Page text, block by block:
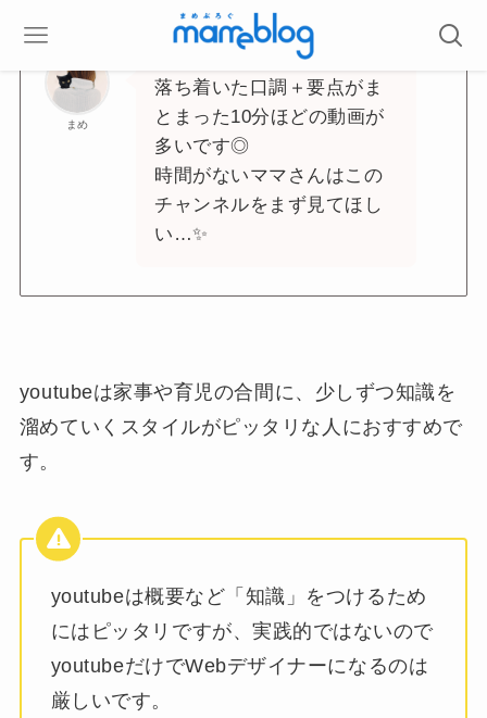
まめ
落ち着いた口調＋要点がま
とまった10分ほどの動画が
多いです◎
時間がないママさんはこの
チャンネルをまず見てほし
い…✨
youtubeは家事や育児の合間に、少しずつ知識を
溜めていくスタイルがピッタリな人におすすめで
す。
youtubeは概要など「知識」をつけるため
にはピッタリですが、実践的ではないので
youtubeだけでWebデザイナーになるのは
厳しいです。